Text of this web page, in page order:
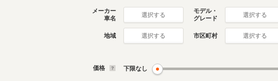
メーカー
車名
選択する
モデル・
グレード
選択する
地域 選択する 市区町村 選択する
価格 下限なし